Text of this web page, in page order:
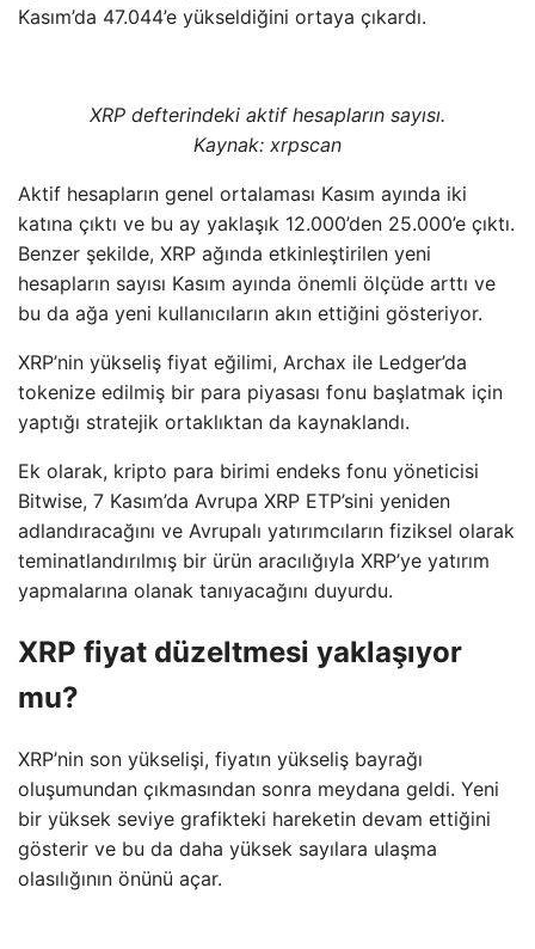
Kasım’da 47.044’e yükseldiğini ortaya çıkardı.
XRP defterindeki aktif hesapların sayısı.
Kaynak: xrpscan
Aktif hesapların genel ortalaması Kasım ayında iki
katına çıktı ve bu ay yaklaşık 12.000’den 25.000’e çıktı.
Benzer şekilde, XRP ağında etkinleştirilen yeni
hesapların sayısı Kasım ayında önemli ölçüde arttı ve
bu da ağa yeni kullanıcıların akın ettiğini gösteriyor.
XRP’nin yükseliş fiyat eğilimi, Archax ile Ledger’da
tokenize edilmiş bir para piyasası fonu başlatmak için
yaptığı stratejik ortaklıktan da kaynaklandı.
Ek olarak, kripto para birimi endeks fonu yöneticisi
Bitwise, 7 Kasım’da Avrupa XRP ETP’sini yeniden
adlandıracağını ve Avrupalı ​​yatırımcıların fiziksel olarak
teminatlandırılmış bir ürün aracılığıyla XRP’ye yatırım
yapmalarına olanak tanıyacağını duyurdu.
XRP fiyat düzeltmesi yaklaşıyor
mu?
XRP’nin son yükselişi, fiyatın yükseliş bayrağı
oluşumundan çıkmasından sonra meydana geldi. Yeni
bir yüksek seviye grafikteki hareketin devam ettiğini
gösterir ve bu da daha yüksek sayılara ulaşma
olasılığının önünü açar.